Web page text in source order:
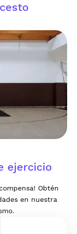
ejercicio
Obtén
en nuestra